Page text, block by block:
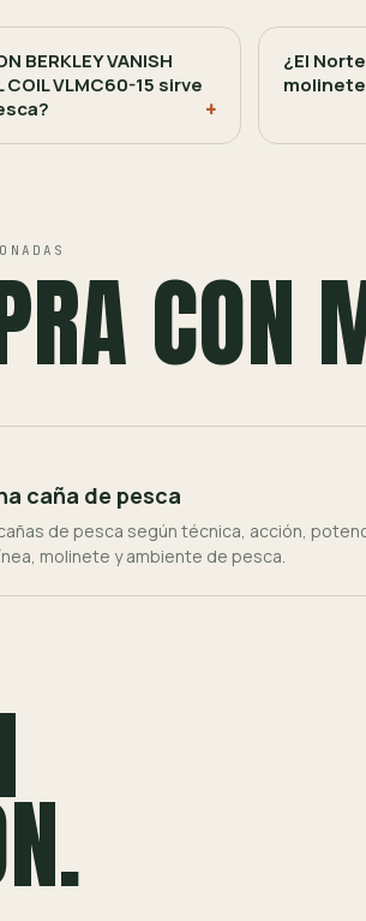
BERKLEY VANISH
COIL VLMC60-15 sirve
¿El
CON
caña de pesca
de pesca según técnica, acción,
molinete y ambiente de pesca.